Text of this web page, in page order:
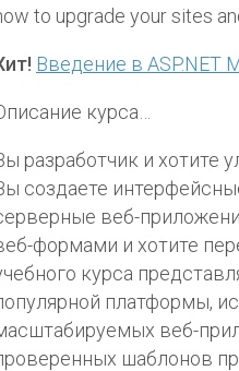
to upgrade your sites
Введение в ASP.NET
курса…
разработчик и хотите
создаете
веб-
формами и хотите
курса
платформы,
веб-
шаблонов